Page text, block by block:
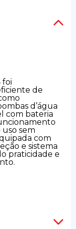
foi
de
d’água
com bateria
uso sem
com
e sistema
praticidade e